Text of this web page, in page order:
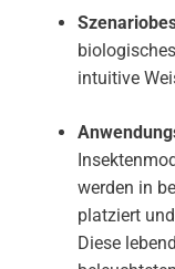
intuitive
werden in
platziert
Diese